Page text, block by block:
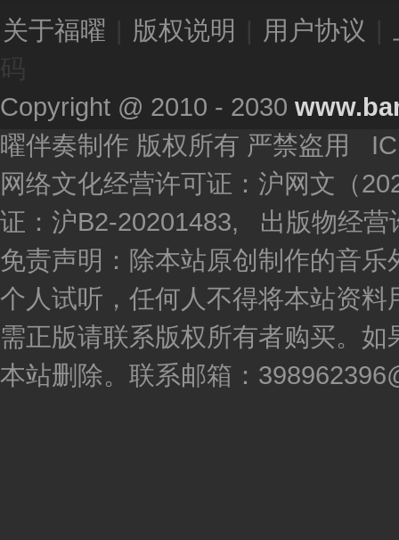
关于福曜 版权说明 用户协议
Copyright @ 2010 - 2030
曜伴奏制作 版权所有 严禁盗用
网络文化经营许可证：沪网文（
证：沪B2-20201483, 出版物经营
免责声明：除本站原创制作的音
个人试听，任何人不得将本站资
需正版请联系版权所有者购买。
本站删除。联系邮箱：